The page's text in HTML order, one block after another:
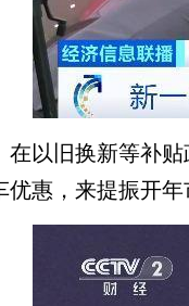
在以旧换新等补
优惠，来提振开年